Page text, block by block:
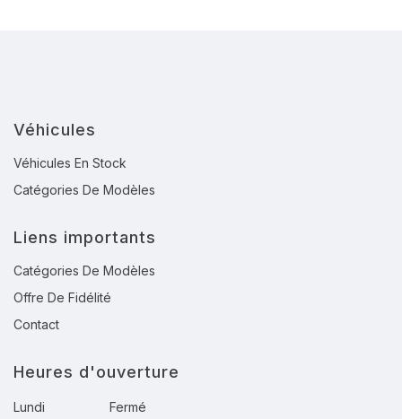
Véhicules
Véhicules En Stock
Catégories De Modèles
Liens importants
Catégories De Modèles
Offre De Fidélité
Contact
Heures d'ouverture
Lundi
Fermé